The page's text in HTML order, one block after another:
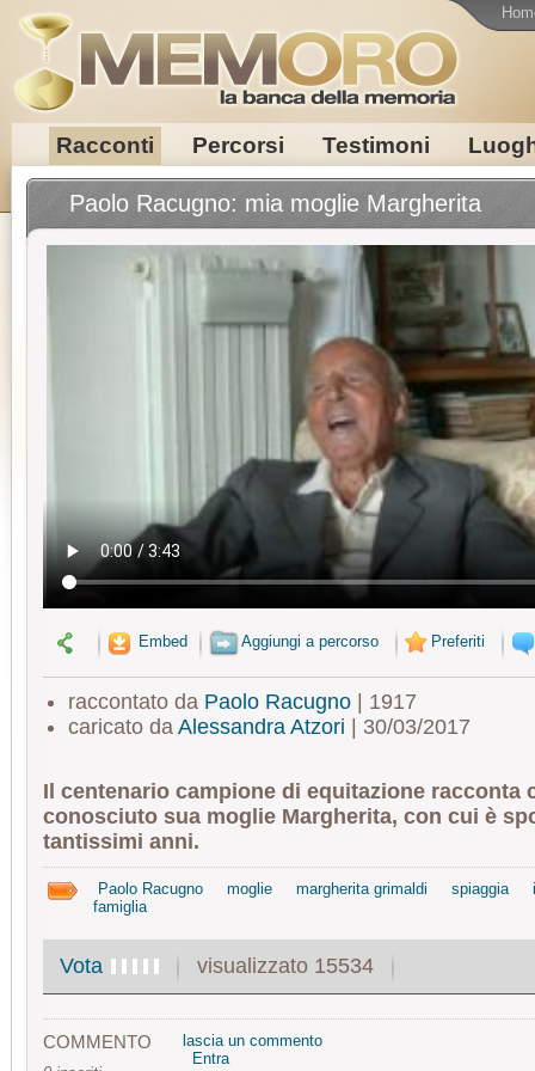
Racconti Percorsi Testimoni
Paolo Racugno: mia moglie Margherita
Embed Aggiungi a percorso Preferiti
raccontato da Paolo Racugno| 1917
caricato da Alessandra Atzori | 30/03/2017
Il centenario campione di equitazione racconta
conosciuto sua moglie Margherita, con cui è
tantissimi anni.
Paolo Racugno moglie margherita grimaldi spiaggia
famiglia
Vota visualizzato 15534
COMMENTO
lascia un commento
Entra